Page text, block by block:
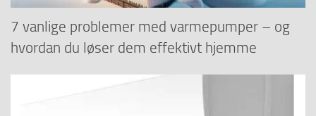
7 vanlige problemer med varmepumper – og
hvordan du løser dem effektivt hjemme